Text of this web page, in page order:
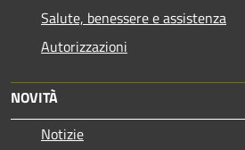
Salute, benessere e assistenza
Autorizzazioni
NOVITÀ
Notizie